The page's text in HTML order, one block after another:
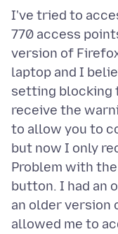
I've tried to
770 access
version of
laptop and I
setting blocking
receive the
to allow you to
but now I only
Problem with
button. I had an
an older version
allowed me to